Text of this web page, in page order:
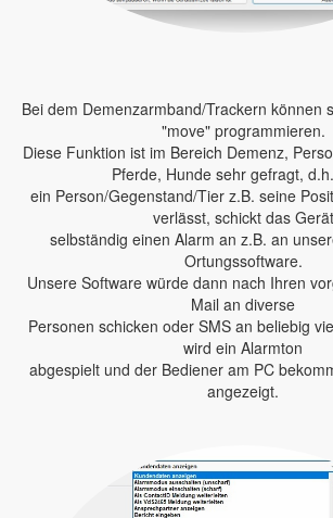
Bei dem Demenzarmband/Trackern können
"move" programmieren.
Diese Funktion ist im Bereich Demenz,
Pferde, Hunde sehr gefragt,
ein Person/Gegenstand/Tier z.B. seine
verlässt, schickt das Gerät
selbständig einen Alarm an z.B. an
Ortungssoftware.
Unsere Software würde dann nach Ihren
Mail an diverse
Personen schicken oder SMS an beliebig
wird ein Alarmton
abgespielt und der Bediener am PC
angezeigt.